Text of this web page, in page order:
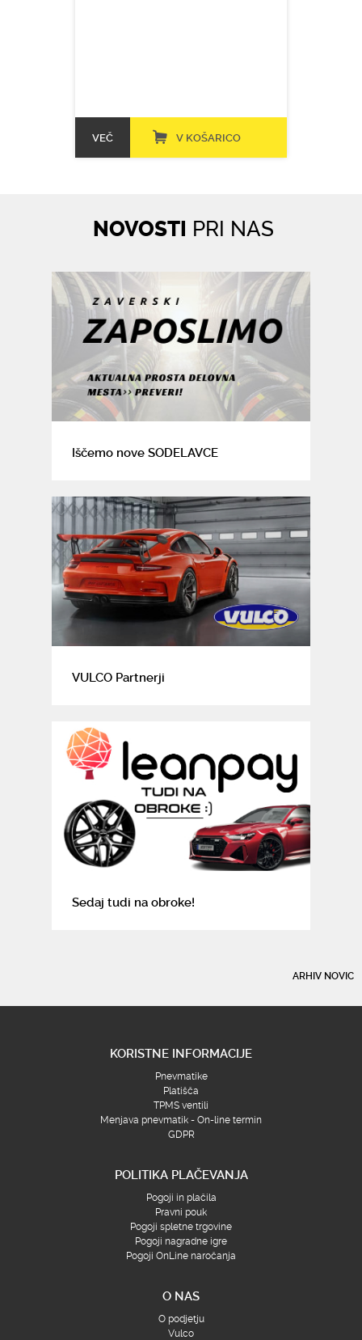
VEČ V KOŠARICO
NOVOSTI PRI NAS
Iščemo nove SODELAVCE
VULCO Partnerji
Sedaj tudi na obroke!
ARHIV NOVIC
KORISTNE INFORMACIJE
Pnevmatike
Platišča
TPMS ventili
Menjava pnevmatik - On-line termin
GDPR
POLITIKA PLAČEVANJA
Pogoji in plačila
Pravni pouk
Pogoji spletne trgovine
Pogoji nagradne igre
Pogoji OnLine naročanja
O NAS
O podjetju
Vulco